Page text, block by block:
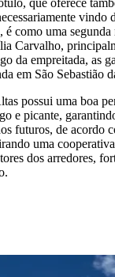
vindo
como uma segunda
Carvalho,
da empreitada, as
em São Sebastião
possui uma boa
e picante,
futuros, de acordo
uma
dos arredores,